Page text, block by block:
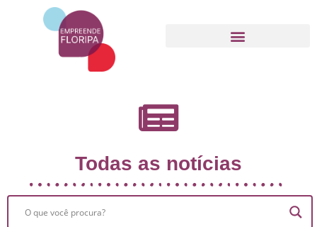
Todas as notícias